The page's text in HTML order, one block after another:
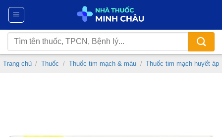
Chuyển
nội
dung
Tìm
kiếm:
Trang chủ / Thuốc / Thuốc tim mạch & máu / Thuốc tim mạch huyết áp